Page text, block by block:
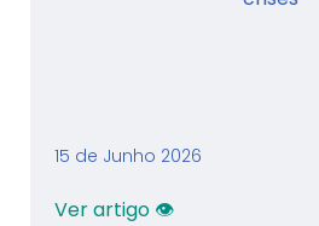
15 de Junho 2026
Ver artigo 👁